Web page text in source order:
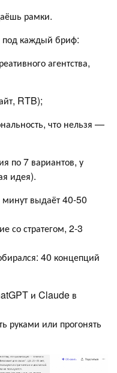
рамки.
под каждый бриф:
агентства,
RTB);
что нельзя —
по 7 вариантов, у
идея).
выдаёт 40-50
со стратегом, 2-3
40 концепций
и Claude в
руками или прогонять